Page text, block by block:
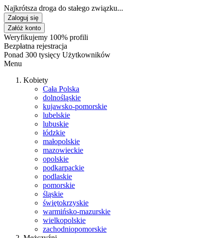
Najkrótsza droga do stałego związku...
Zaloguj się
Załóż konto
Weryfikujemy 100% profili
Bezpłatna rejestracja
Ponad 300 tysięcy Użytkowników
Menu
Kobiety
Cała Polska
dolnośląskie
kujawsko-pomorskie
lubelskie
lubuskie
łódzkie
małopolskie
mazowieckie
opolskie
podkarpackie
podlaskie
pomorskie
śląskie
świętokrzyskie
warmińsko-mazurskie
wielkopolskie
zachodniopomorskie